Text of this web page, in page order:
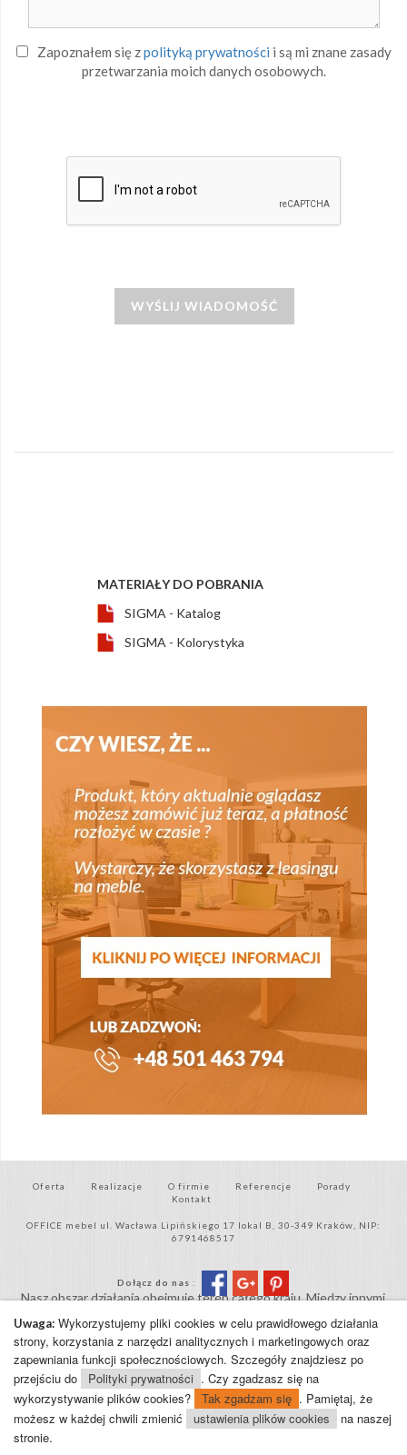
Zapoznałem się zpolityką prywatności i są mi znane zasady
przetwarzania moich danych osobowych.
WYŚLIJ WIADOMOŚĆ
MATERIAŁY DO POBRANIA
SIGMA - Katalog
SIGMA - Kolorystyka
Oferta Realizacje O firmie Referencje
Porady
Kontakt
OFFICE mebel ul. Wacława Lipińskiego 17 lokal B, 30-349 Kraków, NIP:
6791468517
Dołącz do nas :
Nasz obszar działania obejmuje teren całego kraju. Miedzy innymi
takie miejscowości jak Kraków, Katowice, Warszawa, Kielce,
Wieliczka, Nowy Sącz, Częstochowa, Bielsko-Biała, Wadowice,
woj. małopolskie, woj. śląskie, woj. mazowieckie, woj.
swiętokrzyskie i podkarpackie.
Copyrights Officemebel 2026
Uwaga: Wykorzystujemy pliki cookies w celu prawidłowego działania
strony, korzystania z narzędzi analitycznych i marketingowych oraz
zapewniania funkcji społecznościowych. Szczegóły znajdziesz po
przejściu do
Polityki prywatności . Czy zgadzasz się na
wykorzystywanie plików cookies?
Tak zgadzam się . Pamiętaj, że
możesz w każdej chwili zmienić
ustawienia plików cookies
na naszej
stronie.